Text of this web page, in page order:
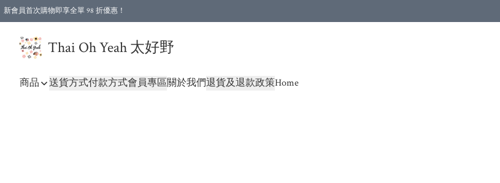
新會員首次購物即享全單 98 折優惠！
Thai Oh Yeah 太好野
商品 送貨方式付款方式會員專區關於我們退貨及退款政策Home